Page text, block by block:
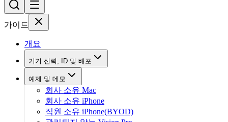
가이드
개요
기기 신뢰, ID 및 배포
예제 및 데모
회사 소유 Mac
회사 소유 iPhone
직원 소유 iPhone(BYOD)